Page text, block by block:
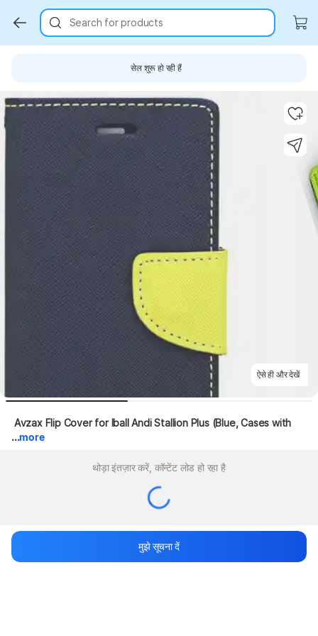
Search for products
सेल शुरू हो रही हैं
ऐसे ही और देखें
...more
थोड़ा इंतज़ार करें, कॉन्टेंट लोड हो रहा है
मुझे सूचना दें